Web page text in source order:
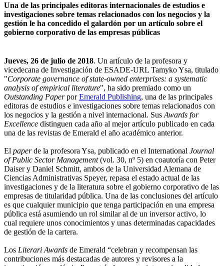
Una de las principales editoras internacionales de estudios e
investigaciones sobre temas relacionados con los negocios y la
gestión le ha concedido el galardón por un artículo sobre el
gobierno corporativo de las empresas públicas
Jueves, 26 de julio de 2018. Un artículo de la profesora y
vicedecana de Investigación de ESADE-URL Tamyko Ysa, titulado
"Corporate governance of state-owned enterprises: a systematic
analysis of empirical literature", ha sido premiado como un
Outstanding PaperporEmerald Publishing, una de las principales
editoras de estudios e investigaciones sobre temas relacionados con
los negocios y la gestión a nivel internacional. Sus Awards for
Excellence distinguen cada año al mejor artículo publicado en cada
una de las revistas de Emerald el año académico anterior.
El paperde la profesora Ysa, publicado en el International Journal
of Public Sector Management(vol. 30, nº 5) en coautoría con Peter
Daiser y Daniel Schmitt, ambos de la Universidad Alemana de
Ciencias Administrativas Speyer, repasa el estado actual de las
investigaciones y de la literatura sobre el gobierno corporativo de las
empresas de titularidad pública. Una de las conclusiones del artículo
es que cualquier municipio que tenga participación en una empresa
pública está asumiendo un rol similar al de un inversor activo, lo
cual requiere unos conocimientos y unas determinadas capacidades
de gestión de la cartera.
Los Literari Awards de Emerald “celebran y recompensan las
contribuciones más destacadas de autores y revisores a la